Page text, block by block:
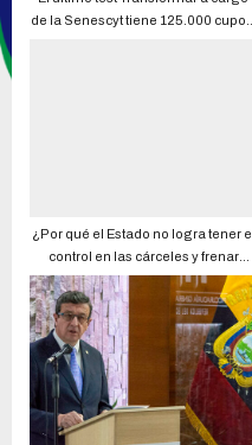
de la Senescyt tiene 125.000 cupos,
¿Por qué el Estado no logra tener
control en las cárceles y frenar
incidentes de las bandas que
dos años?